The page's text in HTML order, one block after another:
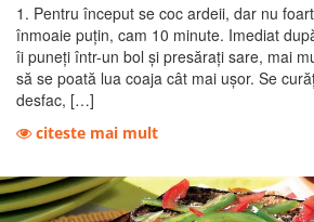
1. Pentru început se coc ardeii, dar nu
înmoaie puţin, cam 10 minu­te. Imediat
îi puneţi într-un bol şi presăraţi sare, mai
să se poată lua coaja cât mai uşor. Se
desfac, […]
citeste mai mult